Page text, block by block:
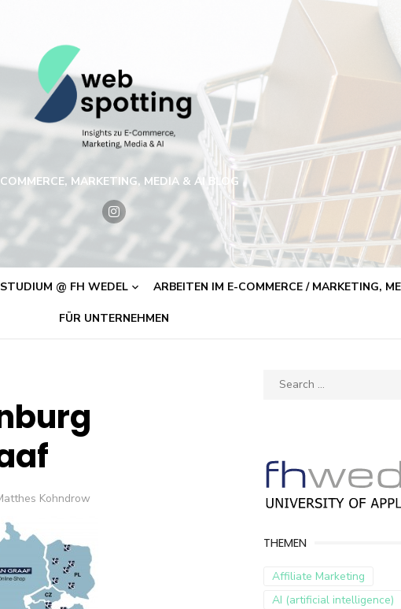
MARKETING, MEDIA & AI BLOG
STUDIUM @ FH WEDEL ARBEITEN IM E-COMMERCE / MARKETING,
FÜR UNTERNEHMEN
Kohndrow
Search
THEMEN
Affiliate Marketing
AI (artificial intelligence)